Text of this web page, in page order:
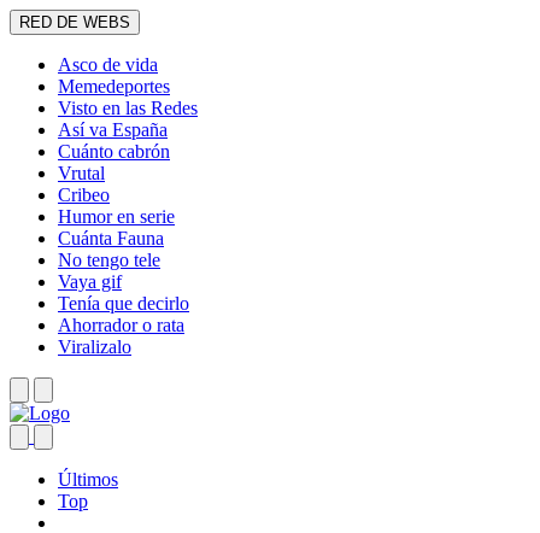
RED DE WEBS
Asco de vida
Memedeportes
Visto en las Redes
Así va España
Cuánto cabrón
Vrutal
Cribeo
Humor en serie
Cuánta Fauna
No tengo tele
Vaya gif
Tenía que decirlo
Ahorrador o rata
Viralizalo
Últimos
Top